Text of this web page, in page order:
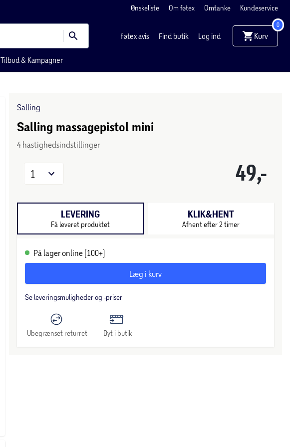
Ønskeliste Om føtex Omtanke Kundeservice
føtex avis Find butik Log ind Kurv
0
Tilbud & Kampagner
Salling
Salling massagepistol mini
4 hastighedsindstillinger
49,-
1
LEVERING
Få leveret produktet
KLIK&HENT
Afhent efter 2 timer
På lager online (100+)
Læg i kurv
Se leveringsmuligheder og -priser
Ubegrænset returret Byt i butik